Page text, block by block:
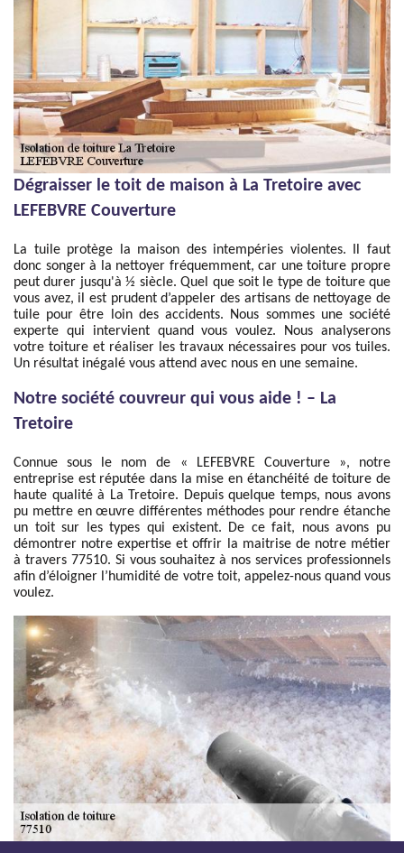
Dégraisser le toit de maison à La Tretoire avec
LEFEBVRE Couverture
La tuile protège la maison des intempéries violentes. Il faut
donc songer à la nettoyer fréquemment, car une toiture propre
peut durer jusqu'à ½ siècle. Quel que soit le type de toiture que
vous avez, il est prudent d’appeler des artisans de nettoyage de
tuile pour être loin des accidents. Nous sommes une société
experte qui intervient quand vous voulez. Nous analyserons
votre toiture et réaliser les travaux nécessaires pour vos tuiles.
Un résultat inégalé vous attend avec nous en une semaine.
Notre société couvreur qui vous aide ! – La
Tretoire
Connue sous le nom de « LEFEBVRE Couverture », notre
entreprise est réputée dans la mise en étanchéité de toiture de
haute qualité à La Tretoire. Depuis quelque temps, nous avons
pu mettre en œuvre différentes méthodes pour rendre étanche
un toit sur les types qui existent. De ce fait, nous avons pu
démontrer notre expertise et offrir la maitrise de notre métier
à travers 77510. Si vous souhaitez à nos services professionnels
afin d’éloigner l’humidité de votre toit, appelez-nous quand vous
voulez.